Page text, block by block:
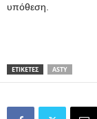
υπόθεση.
ΕΤΙΚΕΤΕΣ ASTY